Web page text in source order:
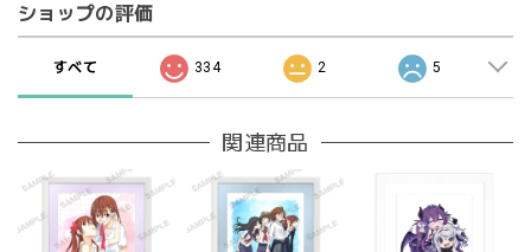
ショップの評価
すべて 334 2 5
関連商品